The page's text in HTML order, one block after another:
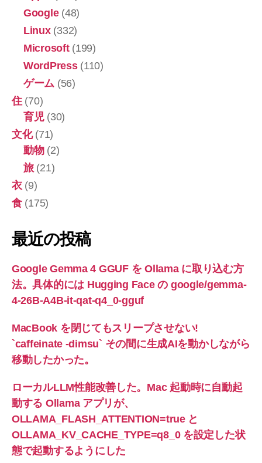
Google(48)
Linux(332)
Microsoft(199)
WordPress(110)
ゲーム (56)
住(70)
育児(30)
文化(71)
動物(2)
旅(21)
衣(9)
食(175)
最近の投稿
Google Gemma 4 GGUF を Ollama に取り込む方
法。具体的には Hugging Face の google/gemma-
4-26B-A4B-it-qat-q4_0-gguf
MacBook を閉じてもスリープさせない!
`caffeinate -dimsu` その間に生成AIを動かしながら
移動したかった。
ローカルLLM性能改善した。Mac 起動時に自動起
動する Ollama アプリが、
OLLAMA_FLASH_ATTENTION=true と
OLLAMA_KV_CACHE_TYPE=q8_0 を設定した状
態で起動するようにした